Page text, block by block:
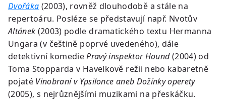
Dvořáka (2003), rovněž dlouhodobě a stále na
repertoáru. Posléze se představují např. Nvotův
Altánek (2003) podle dramatického textu Hermanna
Ungara (v češtině poprvé uvedeného), dále
detektivní komediePravý inspektor Hound(2004) od
Toma Stopparda v Havelkově režii nebo kabaretně
pojaté Vinobraní v Ypsilonce aneb Dožínky operety
(2005), s nejrůznějšími muzikami na přeskáčku.